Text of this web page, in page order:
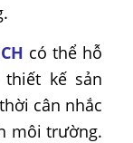
có thể hỗ
kế sản
cân nhắc
môi trường.